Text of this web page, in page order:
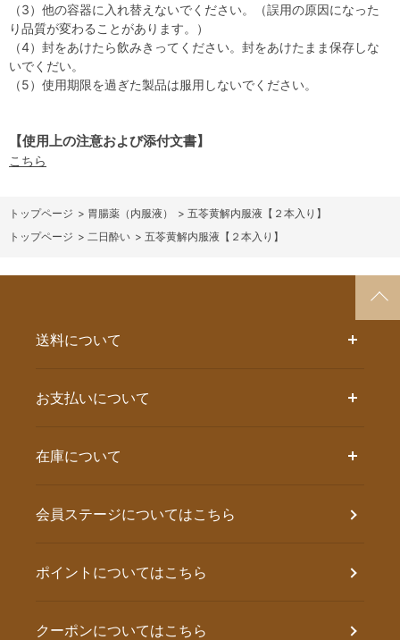
（3）他の容器に入れ替えないでください。（誤用の原因になった
り品質が変わることがあります。）
（4）封をあけたら飲みきってください。封をあけたまま保存しな
いでくだい。
（5）使用期限を過ぎた製品は服用しないでください。
【使用上の注意および添付文書】
こちら
> 胃腸薬（内服液） > 五苓黄解内服液【２本入り】
> 二日酔い > 五苓黄解内服液【２本入り】
送料について
お支払いについて
在庫について
会員ステージについてはこちら
ポイントについてはこちら
クーポンについてはこちら